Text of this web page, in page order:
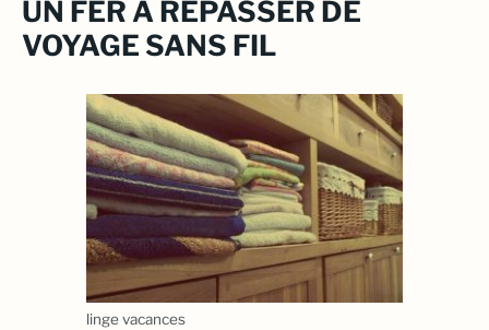
UN FER À REPASSER DE
VOYAGE SANS FIL
linge vacances